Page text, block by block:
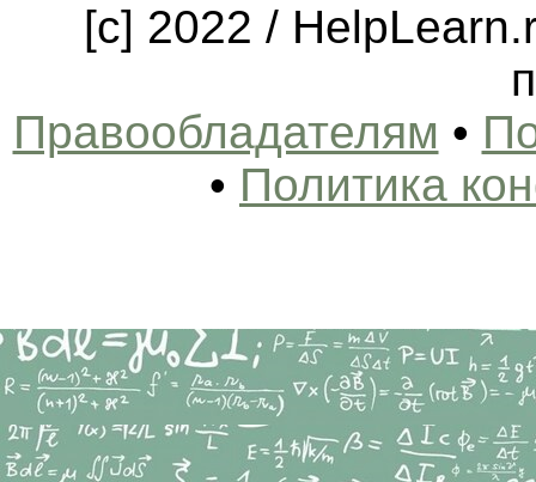
[c] 2022 /
Правообладателям •
• Политика